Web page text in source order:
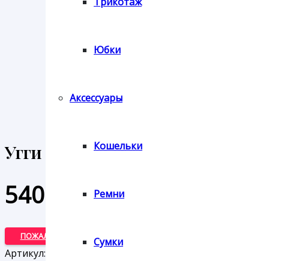
Юбки
Аксессуары
Кошельки
Ремни
Сумки
Угги Keddo
5400
ПОЖАЛУЙСТА, УКАЖИТЕ ЦВЕТ И РАЗМЕР ТОВАРА
Артикул: